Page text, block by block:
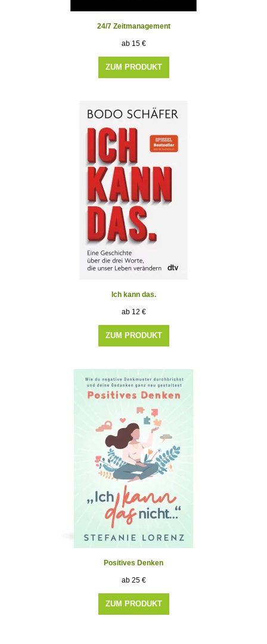
24/7 Zeitmanagement
15 €
ZUM PRODUKT
Ich kann das.
12 €
ZUM PRODUKT
Positives Denken
25 €
ZUM PRODUKT